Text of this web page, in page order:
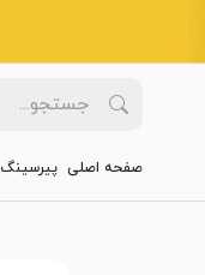
صفحه اصلی پیرسینگ